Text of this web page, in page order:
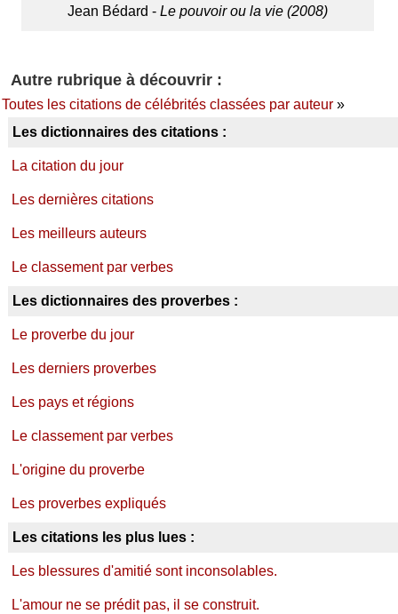
Jean Bédard - Le pouvoir ou la vie (2008)
Autre rubrique à découvrir :
Toutes les citations de célébrités classées par auteur»
Les dictionnaires des citations :
La citation du jour
Les dernières citations
Les meilleurs auteurs
Le classement par verbes
Les dictionnaires des proverbes :
Le proverbe du jour
Les derniers proverbes
Les pays et régions
Le classement par verbes
L'origine du proverbe
Les proverbes expliqués
Les citations les plus lues :
Les blessures d'amitié sont inconsolables.
L'amour ne se prédit pas, il se construit.